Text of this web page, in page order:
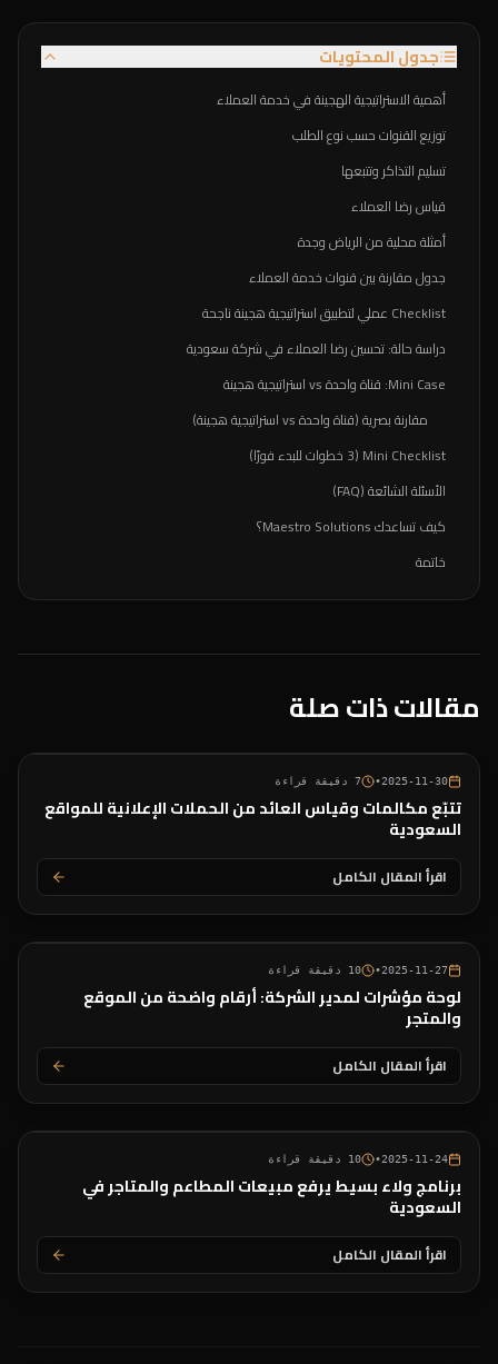
جدول المحتويات
أهمية الاستراتيجية الهجينة في خدمة العملاء
توزيع القنوات حسب نوع الطلب
تسليم التذاكر وتتبعها
قياس رضا العملاء
أمثلة محلية من الرياض وجدة
جدول مقارنة بين قنوات خدمة العملاء
Checklist عملي لتطبيق استراتيجية هجينة ناجحة
دراسة حالة: تحسين رضا العملاء في شركة سعودية
Mini Case: قناة واحدة vs استراتيجية هجينة
مقارنة بصرية (قناة واحدة vs استراتيجية هجينة)
Mini Checklist (3 خطوات للبدء فورًا)
الأسئلة الشائعة (FAQ)
كيف تساعدك Maestro Solutions؟
خاتمة
مقالات ذات صلة
2025-11-30
•
7 دقيقة قراءة
تتبّع مكالمات وقياس العائد من الحملات الإعلانية للمواقع
السعودية
اقرأ المقال الكامل
2025-11-27
•
10 دقيقة قراءة
لوحة مؤشرات لمدير الشركة: أرقام واضحة من الموقع
والمتجر
اقرأ المقال الكامل
2025-11-24
•
10 دقيقة قراءة
برنامج ولاء بسيط يرفع مبيعات المطاعم والمتاجر في
السعودية
اقرأ المقال الكامل